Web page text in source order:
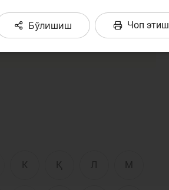
хизматлар
Фотогалерея
матнларида учратган
К Қ Л М
Бўлишиш Чоп этиш